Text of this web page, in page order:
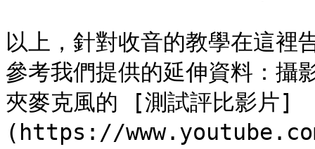
以上，針對收音的教學在這裡
參考我們提供的延伸資料：攝
夾麥克風的 [測試評比影片]
(https://